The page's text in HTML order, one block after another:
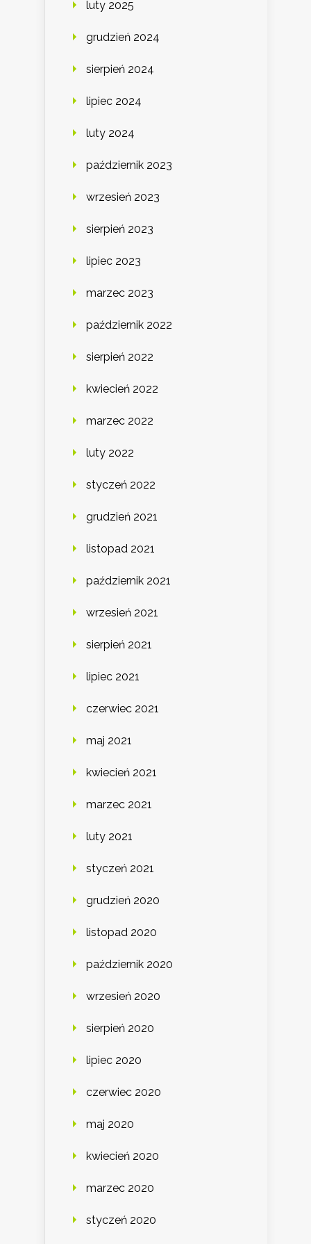
luty 2025
grudzień 2024
sierpień 2024
lipiec 2024
luty 2024
październik 2023
wrzesień 2023
sierpień 2023
lipiec 2023
marzec 2023
październik 2022
sierpień 2022
kwiecień 2022
marzec 2022
luty 2022
styczeń 2022
grudzień 2021
listopad 2021
październik 2021
wrzesień 2021
sierpień 2021
lipiec 2021
czerwiec 2021
maj 2021
kwiecień 2021
marzec 2021
luty 2021
styczeń 2021
grudzień 2020
listopad 2020
październik 2020
wrzesień 2020
sierpień 2020
lipiec 2020
czerwiec 2020
maj 2020
kwiecień 2020
marzec 2020
styczeń 2020